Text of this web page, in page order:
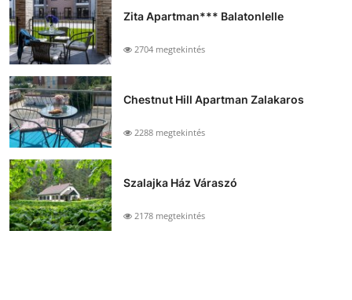
Zita Apartman*** Balatonlelle
2704 megtekintés
Chestnut Hill Apartman Zalakaros
2288 megtekintés
Szalajka Ház Váraszó
2178 megtekintés